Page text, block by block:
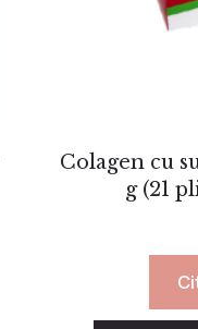
Colagen cu
g (21